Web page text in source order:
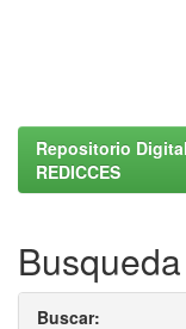
Repositorio
REDICCES
Busqueda
Buscar: